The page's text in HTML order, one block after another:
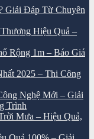
Giải Đáp Từ Chuyên
Hiệu Quả –
Rộng 1m – Báo Giá
2025 – Thi Công
Nghệ Mới – Giải
Trình
Mưa – Hiệu Quả,